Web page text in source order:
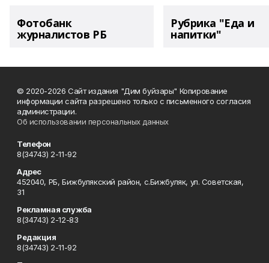
Фотобанк
журналистов РБ
Рубрика "Еда и
напитки"
© 2020-2026 Сайт издания "Дим буйзары" Копирование
информации сайта разрешено только с письменного согласия
администрации.
Об использовании персональных данных
Телефон
8(34743) 2-11-92
Адрес
452040, РБ, Бижбулякский район, с.Бижбуляк, ул. Советская,
31
Рекламная служба
8(34743) 2-12-83
Редакция
8(34743) 2-11-92